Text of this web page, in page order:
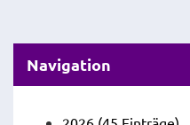
Navigation